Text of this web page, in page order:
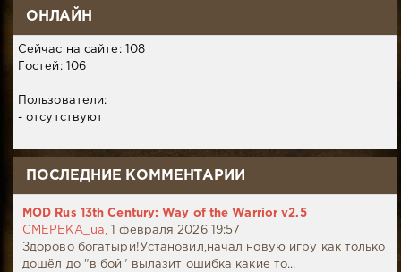
ОНЛАЙН
Сейчас на сайте: 108
Гостей: 106
Пользователи:
- отсутствуют
ПОСЛЕДНИЕ КОММЕНТАРИИ
MOD Rus 13th Century: Way of the Warrior v2.5
CMEPEKA_ua,
1 февраля 2026 19:57
Здорово богатыри!Установил,начал новую игру как только
дошёл до "в бой" вылазит ошибка какие то...